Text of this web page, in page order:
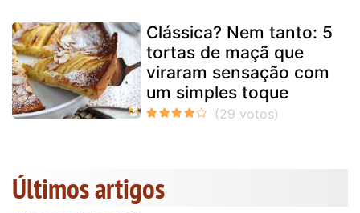
Clássica? Nem tanto: 5
tortas de maçã que
viraram sensação com
um simples toque
Últimos artigos